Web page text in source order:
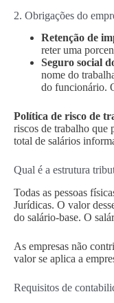
2. Obrigações do
Retenção de
reter uma
Seguro social
nome do
do funcionário.
Política de risco de
riscos de trabalho que
total de salários
Qual é a estrutura
Todas as pessoas
Jurídicas. O valor
do salário-base. O
As empresas não
valor se aplica a
Requisitos de